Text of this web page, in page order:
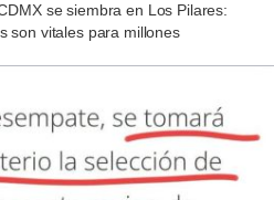
se siembra en Los Pilares:
son vitales para millones